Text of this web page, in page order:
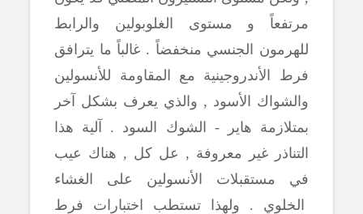
مرتفعاً و مستوى الغلوبولين والرابط
للهرمون الجنسي منخفضاً . غالباً ما يترافق
فرط الأندروجينية مع المقاومة للأنسولين
والشواك الأسود , والذي يعرف بشكل آخر
بمتلازمة هاير - الشوك السود . آلية هذا
التناذر غير معروفة , عل كل , هناك عيب
في مستقبلات الأنسولين على الغشاء
الخلوي . ولهذا تستطب اختبارات فرط